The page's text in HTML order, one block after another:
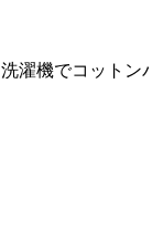
洗濯機でコットン